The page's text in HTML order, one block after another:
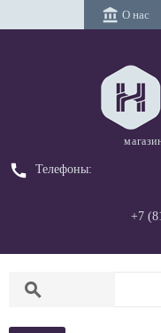
account_balance О нас
call
Телефоны:
+7
search